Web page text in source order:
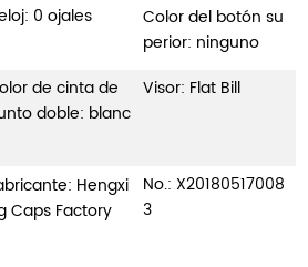
0 ojales
Color del botón su
perior: ninguno
de cinta de
doble: blanc
Visor: Flat Bill
Hengxi
Caps Factory
No.: X20180517008
3